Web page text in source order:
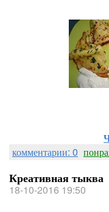
комментарии: 0
Креативная тыква
18-10-2016 19:50